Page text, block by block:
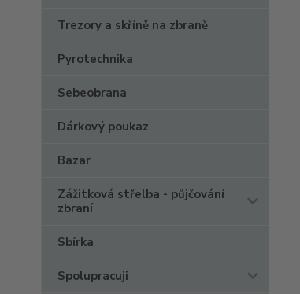
Trezory a skříně na zbraně
Pyrotechnika
Sebeobrana
Dárkový poukaz
Bazar
Zážitková střelba - půjčování
zbraní
Sbírka
Spolupracuji